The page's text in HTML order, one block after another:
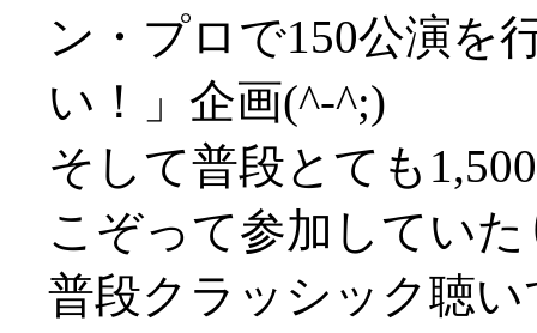
ン・プロで150公演を
い！」企画(^-^;)
そして普段とても
こぞって参加してい
普段クラッシック聴